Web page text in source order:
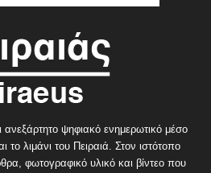
ψηφιακό ενημερωτικό μέσο
λιμάνι του Πειραιά. Στον ιστότοπο
φωτογραφικό υλικό και βίντεο που